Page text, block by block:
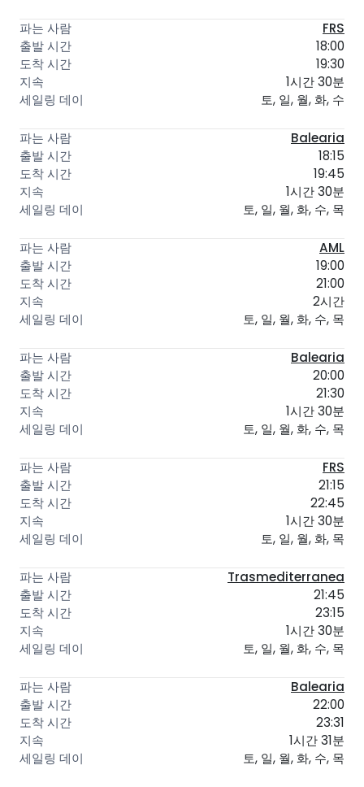
FRS
18:00
19:30
1시간 30분
토, 일, 월, 화, 수
Balearia
18:15
19:45
1시간 30분
토, 일, 월, 화, 수, 목
AML
19:00
21:00
2시간
토, 일, 월, 화, 수, 목
Balearia
20:00
21:30
1시간 30분
토, 일, 월, 화, 수, 목
FRS
21:15
22:45
1시간 30분
토, 일, 월, 화, 목
Trasmediterranea
21:45
23:15
1시간 30분
토, 일, 월, 화, 수, 목
Balearia
22:00
23:31
1시간 31분
토, 일, 월, 화, 수, 목